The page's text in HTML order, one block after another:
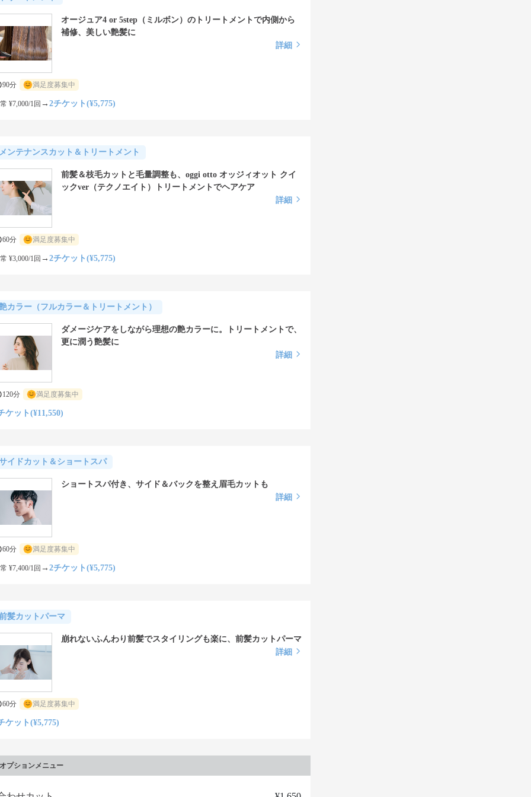
オージュア4 or 5step（ミルボン）のトリートメントで内側から
補修、美しい艶髪に
詳細
90分 満足度募集中
¥7,000/1回 → 2チケット(¥5,775)
ンテナンスカット＆トリートメント
前髪＆枝毛カットと毛量調整も、oggi otto オッジィオット クイ
ックver（テクノエイト）トリートメントでヘアケア
詳細
60分 満足度募集中
¥3,000/1回 → 2チケット(¥5,775)
カラー（フルカラー＆トリートメント）
ダメージケアをしながら理想の艶カラーに。トリートメントで、
更に潤う艶髪に
詳細
120分 満足度募集中
ケット(¥11,550)
イドカット＆ショートスパ
ショートスパ付き、サイド＆バックを整え眉毛カットも
詳細
60分 満足度募集中
¥7,400/1回 → 2チケット(¥5,775)
髪カットパーマ
崩れないふんわり前髪でスタイリングも楽に、前髪カットパーマ
詳細
60分 満足度募集中
ケット(¥5,775)
プションメニュー